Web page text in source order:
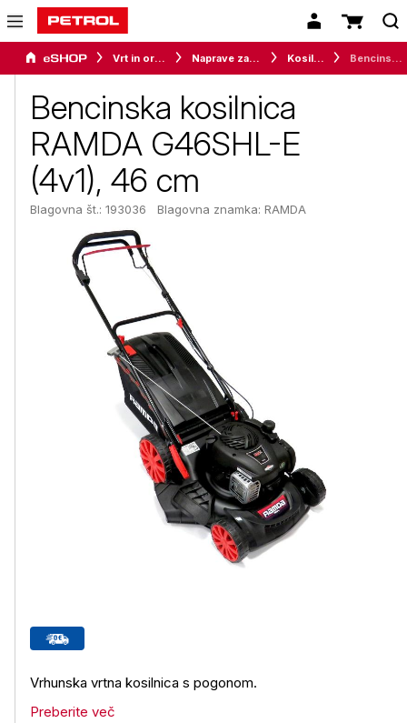
Vrt in orodje Naprave za vrt in okolico Kosilnice
Bencinska kosilnica
RAMDA G46SHL-E
(4v1), 46 cm
Blagovna št.: 193036 Blagovna znamka: RAMDA
Vrhunska vrtna kosilnica s pogonom.
Preberite več